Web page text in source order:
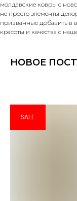
молдавские ковры с
не просто элементы
призванные добавить в
красоты и качества с
НОВОЕ
SALE